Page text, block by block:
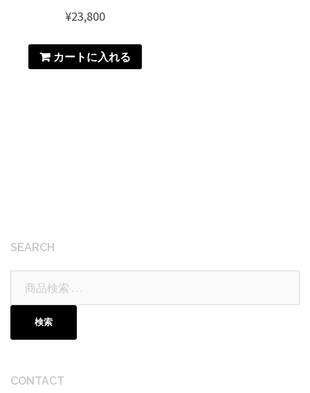
¥23,800
カートに入れる
SEARCH
象:
検索
CONTACT